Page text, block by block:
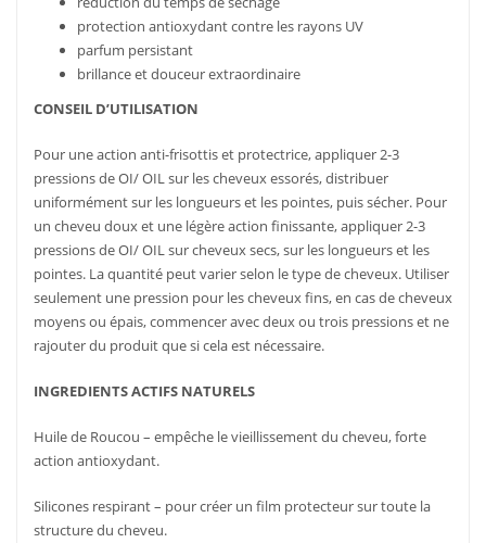
protection antioxydant contre les rayons UV
parfum persistant
brillance et douceur extraordinaire
CONSEIL D’UTILISATION
Pour une action anti-frisottis et protectrice, appliquer 2-3
pressions de OI/ OIL sur les cheveux essorés, distribuer
uniformément sur les longueurs et les pointes, puis sécher. Pour
un cheveu doux et une légère action finissante, appliquer 2-3
pressions de OI/ OIL sur cheveux secs, sur les longueurs et les
pointes. La quantité peut varier selon le type de cheveux. Utiliser
seulement une pression pour les cheveux fins, en cas de cheveux
moyens ou épais, commencer avec deux ou trois pressions et ne
rajouter du produit que si cela est nécessaire.
INGREDIENTS ACTIFS NATURELS
Huile de Roucou – empêche le vieillissement du cheveu, forte
action antioxydant.
Silicones respirant – pour créer un film protecteur sur toute la
structure du cheveu.